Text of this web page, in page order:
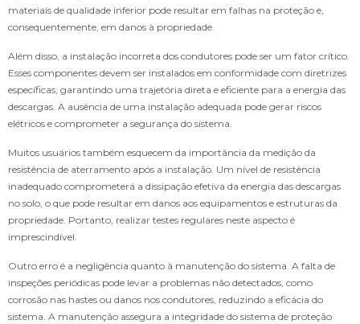
materiais de qualidade inferior pode resultar em falhas na proteção e,
consequentemente, em danos à propriedade.
Além disso, a instalação incorreta dos condutores pode ser um fator crítico.
Esses componentes devem ser instalados em conformidade com diretrizes
específicas, garantindo uma trajetória direta e eficiente para a energia das
descargas. A ausência de uma instalação adequada pode gerar riscos
elétricos e comprometer a segurança do sistema.
Muitos usuários também esquecem da importância da medição da
resistência de aterramento após a instalação. Um nível de resistência
inadequado comprometerá a dissipação efetiva da energia das descargas
no solo, o que pode resultar em danos aos equipamentos e estruturas da
propriedade. Portanto, realizar testes regulares neste aspecto é
imprescindível.
Outro erro é a negligência quanto à manutenção do sistema. A falta de
inspeções periódicas pode levar a problemas não detectados, como
corrosão nas hastes ou danos nos condutores, reduzindo a eficácia do
sistema. A manutenção assegura a integridade do sistema de proteção